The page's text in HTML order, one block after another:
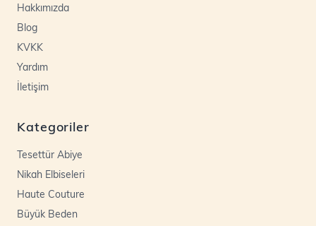
Hakkımızda
Blog
KVKK
Yardım
İletişim
Kategoriler
Tesettür Abiye
Nikah Elbiseleri
Haute Couture
Büyük Beden